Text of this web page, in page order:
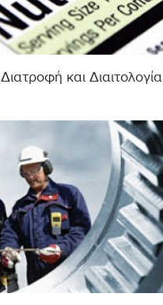
Διατροφή και Διαιτολογία